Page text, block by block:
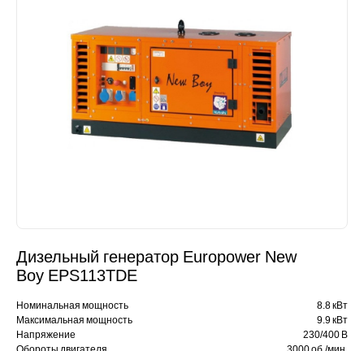
Дизельный генератор Europower New
Boy EPS113TDE
Номинальная мощность
8.8 кВт
Максимальная мощность
9.9 кВт
Напряжение
230/400 В